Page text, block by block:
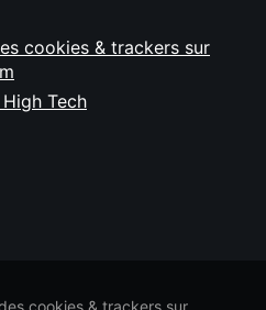
cookies & trackers sur
Tech
cookies & trackers sur